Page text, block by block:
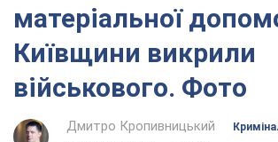
матеріальної
Київщини викрили
військового. Фото
Дмитро Кропивницький